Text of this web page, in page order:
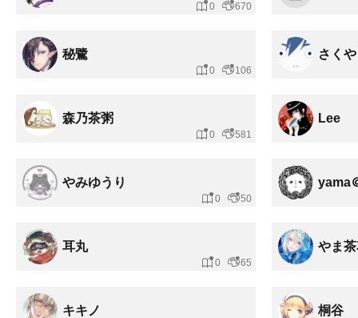
0 670
秘鷺
0 106
さくや
森乃茶粥
0 581
Lee
やみゆうり
0 50
yama
耳丸
0 65
やま
キキノ 桐谷